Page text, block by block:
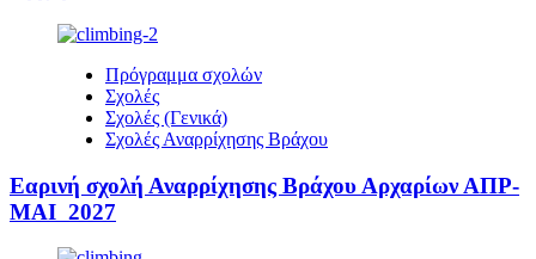
Πρόγραμμα σχολών
Σχολές
Σχολές (Γενικά)
Σχολές Αναρρίχησης Βράχου
Εαρινή σχολή Αναρρίχησης Βράχου Αρχαρίων ΑΠΡ-
ΜΑΙ 2027